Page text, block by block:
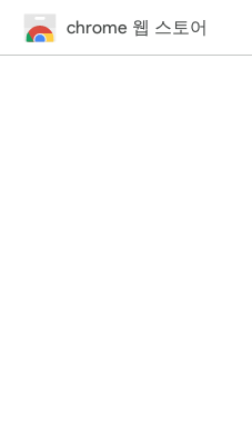
chrome 웹 스토어